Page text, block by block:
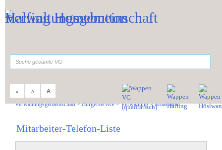
A A A
Verwaltungsgemeinschaft>Bürgerservice>Verwaltung>Mitarbeiter
Mitarbeiter-Telefon-Liste